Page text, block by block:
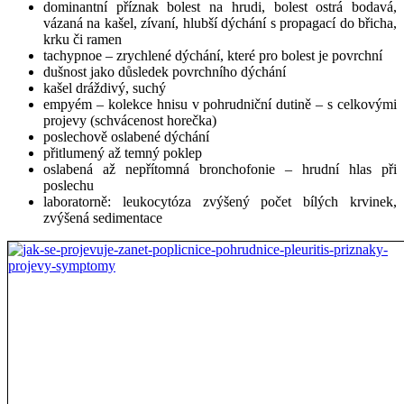
dominantní příznak bolest na hrudi, bolest ostrá bodavá,
vázaná na kašel, zívaní, hlubší dýchání s propagací do břicha,
krku či ramen
tachypnoe – zrychlené dýchání, které pro bolest je povrchní
dušnost jako důsledek povrchního dýchání
kašel dráždivý, suchý
empyém – kolekce hnisu v pohrudniční dutině – s celkovými
projevy (schvácenost horečka)
poslechově oslabené dýchání
přitlumený až temný poklep
oslabená až nepřítomná bronchofonie – hrudní hlas při
poslechu
laboratorně: leukocytóza zvýšený počet bílých krvinek,
zvýšená sedimentace